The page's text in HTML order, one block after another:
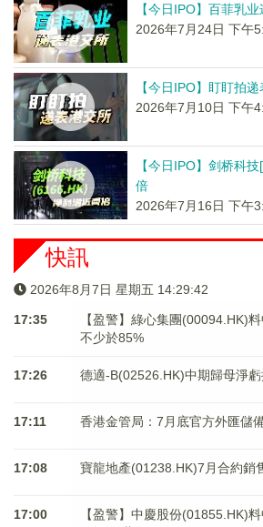
【今日IPO】百菲乳
2026年7月24日 下午
【今日IPO】盯盯拍
2026年7月10日 下午
【今日IPO】剑桥科
倍
2026年7月16日 下午
快訊
2026年8月7日 星期五 14:29:42
17:35
【盈警】綠心集團(00094.HK)
不少於85%
17:26 德適-B(02526.HK)中期歸母淨
17:11 香港金管局：7月底官方外匯儲
17:08 寶龍地產(01238.HK)7月合約銷
17:00
【盈警】中慶股份(01855.HK)